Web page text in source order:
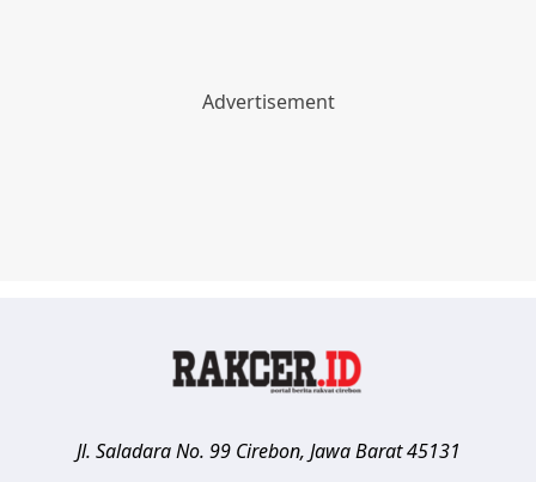
Jl. Saladara No. 99 Cirebon, Jawa Barat 45131